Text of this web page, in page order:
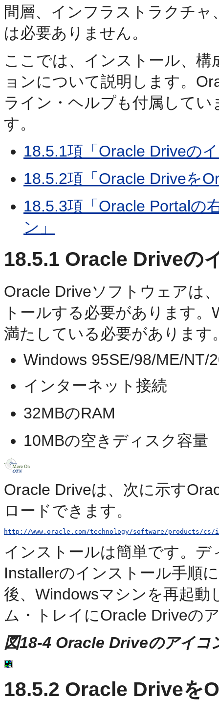
間層、インフラストラクチ
は必要ありません。
ここでは、インストール、
ョンについて説明します。
ライン・ヘルプも付属して
す。
18.5.1項「Oracle Driveの
18.5.2項「Oracle Driveを
18.5.3項「Oracle Portalの
ン」
18.5.1 Oracle Driveの
Oracle Driveソフトウェアは
トールする必要があります
満たしている必要があります
Windows 95SE/98/ME/NT/
インターネット接続
32MBのRAM
10MBの空きディスク容量
Oracle Driveは、次に示す
ロードできます。
http://www.oracle.com/technology/software/products/cs/
インストールは簡単です。
Installerのインストール手順
後、Windowsマシンを再起
ム・トレイにOracle Driveの
図18-4 Oracle Driveのアイコ
18.5.2 Oracle Driveを